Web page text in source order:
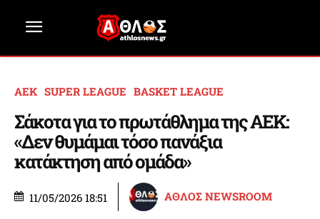
ΑΕΚ SUPER LEAGUE BASKET LEAGUE
Σάκοτα για το πρωτάθλημα της ΑΕΚ:
«Δεν θυμάμαι τόσο πανάξια
κατάκτηση από ομάδα»
11/05/2026 18:51 ΑΘΛΟΣ NEWSROOM